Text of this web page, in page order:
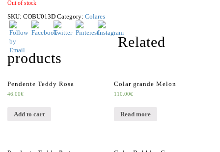
Out of stock
SKU: COBU013D Category: Colares
Related
products
Pendente Teddy Rosa
46.00€
Add to cart
Colar grande Melon
110.00€
Read more